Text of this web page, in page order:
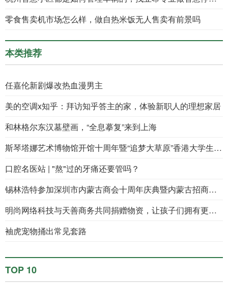
零食售卖机市场怎么样，做自热米饭无人售卖有前景吗
本类推荐
任嘉伦新剧爆改热血漫男主
美的空调x知乎：拜访知乎答主的家，体验新职人的理想家居
和林格尔东汉墓壁画，“全息摹复”来到上海
斯琴塔娜艺术博物馆开馆十周年暨“追梦大草原”香港大学生内蒙古暑期实习活动10周年双庆“中华优秀传统文化传承创新论坛”启幕
口腔名医站 | "熬"过的牙痛还要管吗？
锡林浩特参加深圳市内蒙古商会十周年庆典暨内蒙古招商引智大会、广东省第八届那达慕活动
明尚网络科技与天善商务共同捐赠物资，让孩子们拥有更好的教育
袖虎宠物捅出常见套路
TOP 10